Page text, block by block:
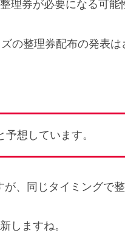
理券が必要になる可能
の整理券配布の発表は
想しています。
、同じタイミングで
しますね。